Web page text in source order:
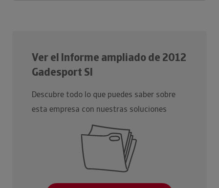
Ver el Informe ampliado de 2012
Gadesport Sl
Descubre todo lo que puedes saber sobre
esta empresa con nuestras soluciones